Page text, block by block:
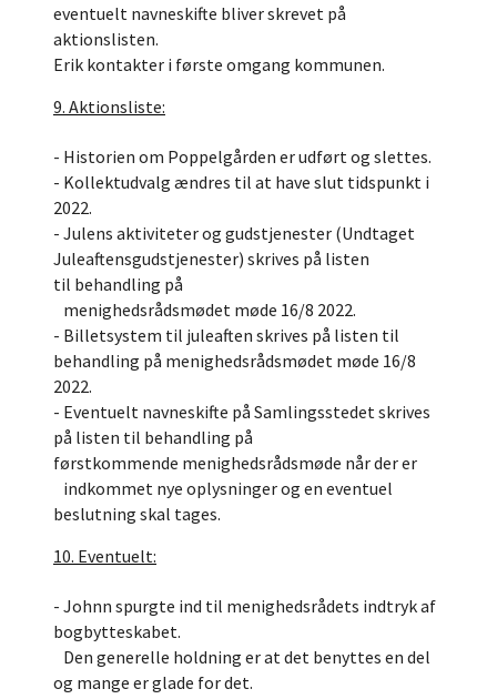
eventuelt navneskifte bliver skrevet på
aktionslisten.
Erik kontakter i første omgang kommunen.
9. Aktionsliste:
- Historien om Poppelgården er udført og slettes.
- Kollektudvalg ændres til at have slut tidspunkt i
2022.
- Julens aktiviteter og gudstjenester (Undtaget
Juleaftensgudstjenester) skrives på listen
til behandling på
menighedsrådsmødet møde 16/8 2022.
- Billetsystem til juleaften skrives på listen til
behandling på menighedsrådsmødet møde 16/8
2022.
- Eventuelt navneskifte på Samlingsstedet skrives
på listen til behandling på
førstkommende menighedsrådsmøde når der er
indkommet nye oplysninger og en eventuel
beslutning skal tages.
10. Eventuelt:
- Johnn spurgte ind til menighedsrådets indtryk af
bogbytteskabet.
Den generelle holdning er at det benyttes en del
og mange er glade for det.